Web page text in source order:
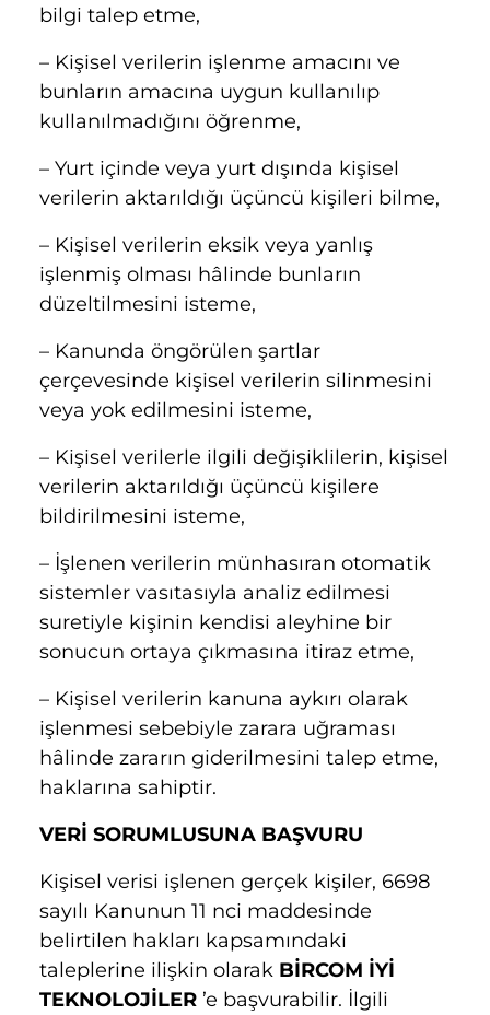
bilgi talep etme,
– Kişisel verilerin işlenme amacını ve
bunların amacına uygun kullanılıp
kullanılmadığını öğrenme,
– Yurt içinde veya yurt dışında kişisel
verilerin aktarıldığı üçüncü kişileri bilme,
– Kişisel verilerin eksik veya yanlış
işlenmiş olması hâlinde bunların
düzeltilmesini isteme,
– Kanunda öngörülen şartlar
çerçevesinde kişisel verilerin silinmesini
veya yok edilmesini isteme,
– Kişisel verilerle ilgili değişiklilerin, kişisel
verilerin aktarıldığı üçüncü kişilere
bildirilmesini isteme,
– İşlenen verilerin münhasıran otomatik
sistemler vasıtasıyla analiz edilmesi
suretiyle kişinin kendisi aleyhine bir
sonucun ortaya çıkmasına itiraz etme,
– Kişisel verilerin kanuna aykırı olarak
işlenmesi sebebiyle zarara uğraması
hâlinde zararın giderilmesini talep etme,
haklarına sahiptir.
VERİ SORUMLUSUNA BAŞVURU
Kişisel verisi işlenen gerçek kişiler, 6698
sayılı Kanunun 11 nci maddesinde
belirtilen hakları kapsamındaki
taleplerine ilişkin olarak BİRCOM İYİ
TEKNOLOJİLER ’e başvurabilir. İlgili